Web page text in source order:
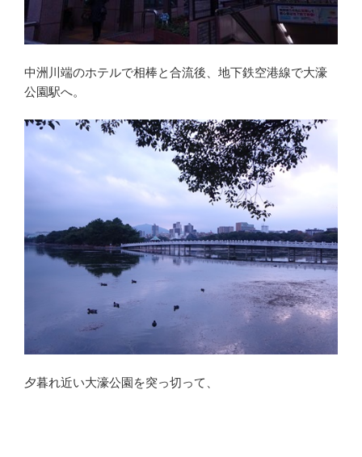
中洲川端のホテルで相棒と合流後、地下鉄空港線で大濠
公園駅へ。
夕暮れ近い大濠公園を突っ切って、